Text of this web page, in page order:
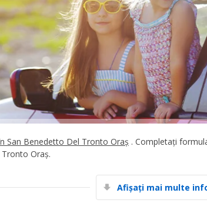
San Benedetto Del Tronto Oraș . Completați
Oraș.
Afișați mai multe